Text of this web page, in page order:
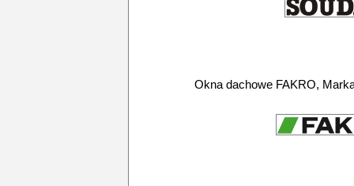
Okna dachowe FAKRO,